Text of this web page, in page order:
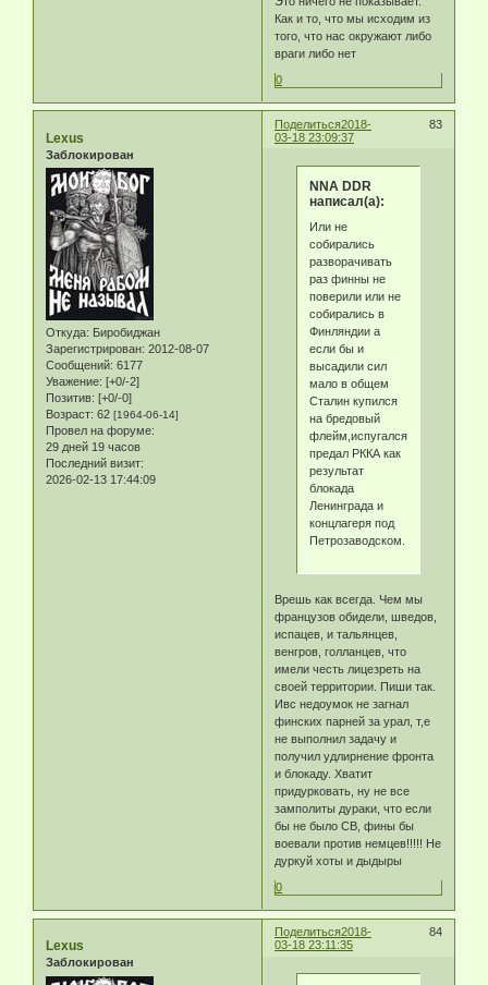
Как и то, что мы исходим из
того, что нас окружают либо
враги либо нет
0
Поделиться 83
2018-
03-18 23:09:37
Lexus
Заблокирован
Откуда: Биробиджан
Зарегистрирован: 2012-08-07
Сообщений: 6177
Уважение: [+0/-2]
Позитив: [+0/-0]
Возраст: 62 [1964-06-14]
Провел на форуме:
29 дней 19 часов
Последний визит:
2026-02-13 17:44:09
NNA DDR
написал(а):
Или не
собирались
разворачивать
раз финны не
поверили или не
собирались в
Финляндии а
если бы и
высадили сил
мало в общем
Сталин купился
на бредовый
флейм,испугался
предал РККА как
результат
блокада
Ленинграда и
концлагеря под
Петрозаводском.
Врешь как всегда. Чем мы
французов обидели, шведов,
испацев, и тальянцев,
венгров, голланцев, что
имели честь лицезреть на
своей территории. Пиши так.
Ивс недоумок не загнал
финских парней за урал, т,е
не выполнил задачу и
получил удлирнение фронта
и блокаду. Хватит
придурковать, ну не все
замполиты дураки, что если
бы не было СВ, фины бы
воевали против немцев!!!!! Не
дуркуй хоты и дыдыры
0
Поделиться 84
2018-
03-18 23:11:35
Lexus
Заблокирован